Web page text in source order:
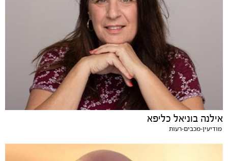
אילנה בוניאל כליפא
מודיעין-מכבים-רעות